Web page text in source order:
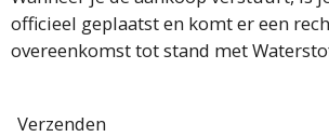
officieel geplaatst en komt er een
overeenkomst tot stand met
Verzenden